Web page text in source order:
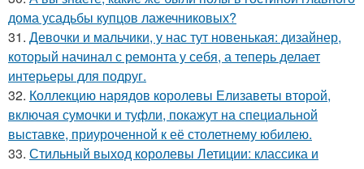
дома усадьбы купцов лажечниковых?
31. Девочки и мальчики, у нас тут новенькая: дизайнер,
который начинал с ремонта у себя, а теперь делает
интерьеры для подруг.
32. Коллекцию нарядов королевы Елизаветы второй,
включая сумочки и туфли, покажут на специальной
выставке, приуроченной к её столетнему юбилею.
33. Стильный выход королевы Летиции: классика и